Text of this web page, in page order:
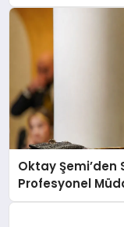
Oktay Şemi’den
Profesyonel